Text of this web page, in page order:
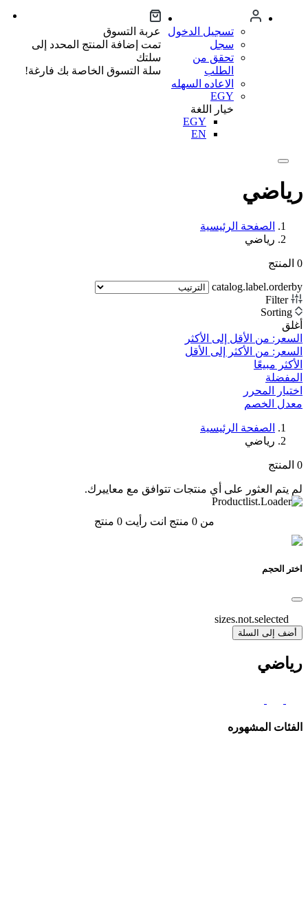
تسجيل الدخول
سجل
تحقق من
الطلب
الاعاده السهله
EGY
خيار اللغة
EGY
EN
عربة التسوق
تمت إضافة المنتج المحدد إلى
سلتك
سلة التسوق الخاصة بك فارغة!
رياضي
الصفحة الرئيسية
رياضي
0 المنتج
catalog.label.orderby
Filter
Sorting
أغلق
السعر: من الأقل إلى الأكثر
السعر: من الأكثر إلى الأقل
الأكثر مبيعًا
المفضلة
اختيار المحرر
معدل الخصم‎
الصفحة الرئيسية
رياضي
0 المنتج
لم يتم العثور على أي منتجات تتوافق مع معاييرك.
من 0 منتج انت رأيت 0 منتج
اختر الحجم
sizes.not.selected
أضف إلى السلة
رياضي
الفئات المشهوره